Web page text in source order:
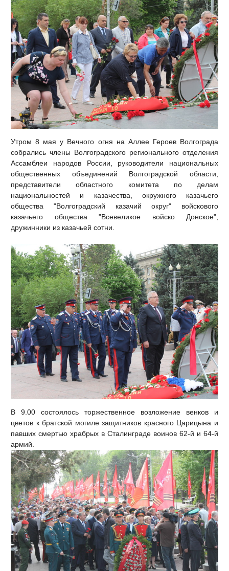
Утром 8 мая у Вечного огня на Аллее Героев Волгограда
собрались члены Волгоградского регионального отделения
Ассамблеи народов России, руководители национальных
общественных объединений Волгоградской области,
представители областного комитета по делам
национальностей и казачества, окружного казачьего
общества "Волгоградский казачий округ" войскового
казачьего общества "Всевеликое войско Донское",
дружинники из казачьей сотни.
В 9.00 состоялось торжественное возложение венков и
цветов к братской могиле защитников красного Царицына и
павших смертью храбрых в Сталинграде воинов 62-й и 64-й
армий.